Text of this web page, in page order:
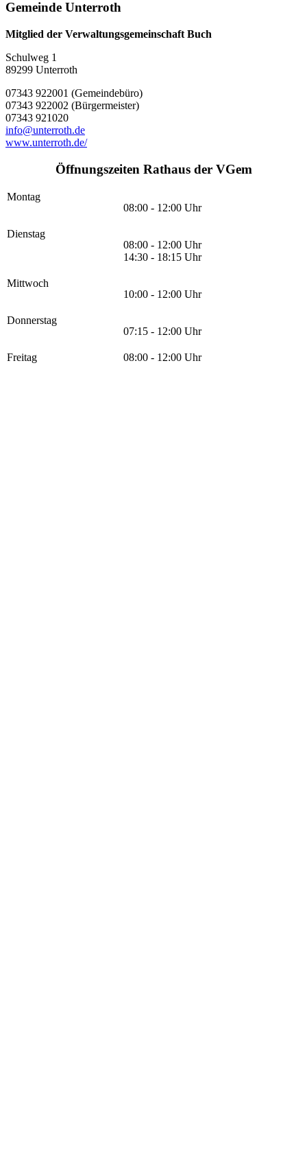
Gemeinde Unterroth
Mitglied der Verwaltungsgemeinschaft Buch
Schulweg 1
89299 Unterroth
07343 922001 (Gemeindebüro)
07343 922002 (Bürgermeister)
07343 921020
info@unterroth.de
www.unterroth.de/
Öffnungszeiten Rathaus der VGem
Montag
08:00 - 12:00 Uhr
Dienstag
08:00 - 12:00 Uhr
14:30 - 18:15 Uhr
Mittwoch
10:00 - 12:00 Uhr
Donnerstag
07:15 - 12:00 Uhr
Freitag 08:00 - 12:00 Uhr